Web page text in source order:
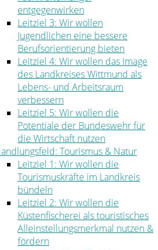
entgegenwirken
Leitziel 3: Wir wollen
Jugendlichen eine bessere
Berufsorientierung bieten
Leitziel 4: Wir wollen das Image
des Landkreises Wittmund als
Lebens- und Arbeitsraum
verbessern
Leitziel 5: Wir wollen die
Potentiale der Bundeswehr für
die Wirtschaft nutzen
Tourismus & Natur
Leitziel 1: Wir wollen die
Tourismuskräfte im Landkreis
bündeln
Leitziel 2: Wir wollen die
Küstenfischerei als touristisches
Alleinstellungsmerkmal nutzen &
fördern